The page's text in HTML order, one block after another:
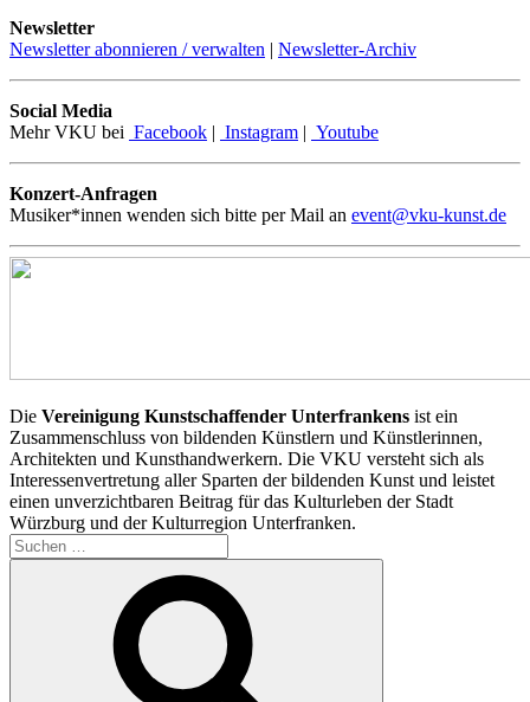
Newsletter
Newsletter abonnieren / verwalten | Newsletter-Archiv
Social Media
Mehr VKU bei Facebook | Instagram | Youtube
Konzert-Anfragen
Musiker*innen wenden sich bitte per Mail an event@vku-kunst.de
Die Vereinigung Kunstschaffender Unterfrankens ist ein
Zusammenschluss von bildenden Künstlern und Künstlerinnen,
Architekten und Kunsthandwerkern. Die VKU versteht sich als
Interessenvertretung aller Sparten der bildenden Kunst und leistet
einen unverzichtbaren Beitrag für das Kulturleben der Stadt
Würzburg und der Kulturregion Unterfranken.
Suchen
nach: